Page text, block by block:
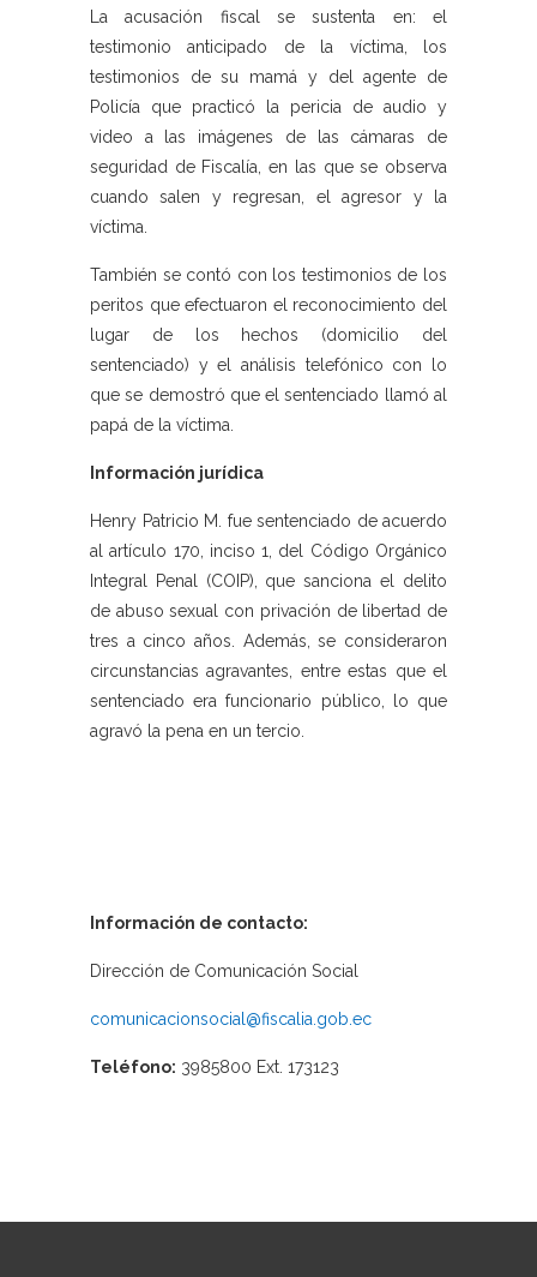
La acusación fiscal se sustenta en: el
testimonio anticipado de la víctima, los
testimonios de su mamá y del agente de
Policía que practicó la pericia de audio y
video a las imágenes de las cámaras de
seguridad de Fiscalía, en las que se observa
cuando salen y regresan, el agresor y la
víctima.
También se contó con los testimonios de los
peritos que efectuaron el reconocimiento del
lugar de los hechos (domicilio del
sentenciado) y el análisis telefónico con lo
que se demostró que el sentenciado llamó al
papá de la víctima.
Información jurídica
Henry Patricio M. fue sentenciado de acuerdo
al artículo 170, inciso 1, del Código Orgánico
Integral Penal (COIP), que sanciona el delito
de abuso sexual con privación de libertad de
tres a cinco años. Además, se consideraron
circunstancias agravantes, entre estas que el
sentenciado era funcionario público, lo que
agravó la pena en un tercio.
Información de contacto:
Dirección de Comunicación Social
comunicacionsocial@fiscalia.gob.ec
Teléfono: 3985800 Ext. 173123